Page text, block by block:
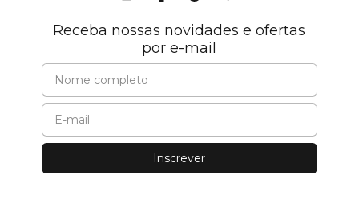
Receba nossas novidades e ofertas
por e-mail